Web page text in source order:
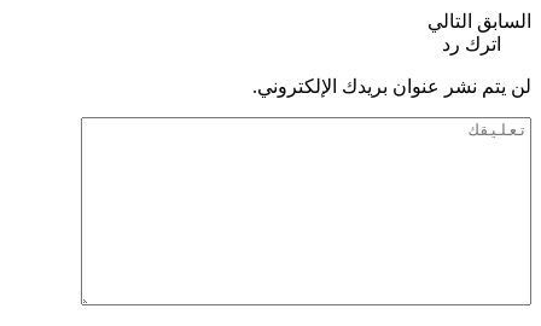
السابق التالي
اترك رد
لن يتم نشر عنوان بريدك الإلكتروني.